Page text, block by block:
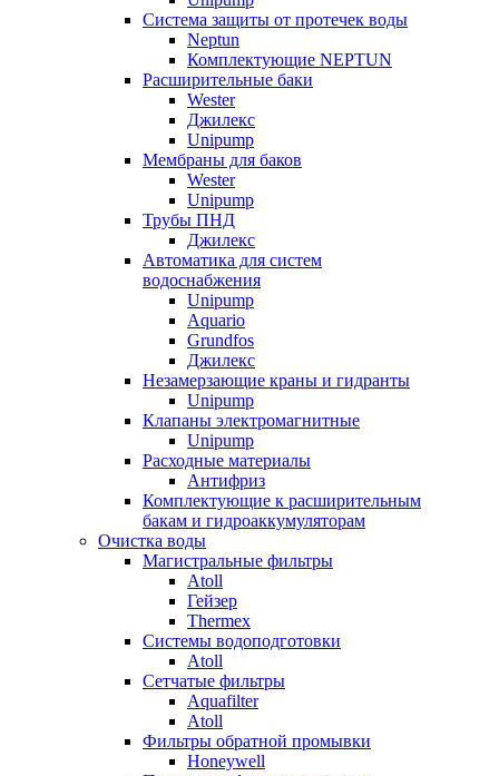
Система защиты от протечек воды
Neptun
Комплектующие NEPTUN
Расширительные баки
Wester
Джилекс
Unipump
Мембраны для баков
Wester
Unipump
Трубы ПНД
Джилекс
Автоматика для систем
водоснабжения
Unipump
Aquario
Grundfos
Джилекс
Незамерзающие краны и гидранты
Unipump
Клапаны электромагнитные
Unipump
Расходные материалы
Антифриз
Комплектующие к расширительным
бакам и гидроаккумуляторам
Очистка воды
Магистральные фильтры
Atoll
Гейзер
Thermex
Системы водоподготовки
Atoll
Сетчатые фильтры
Aquafilter
Atoll
Фильтры обратной промывки
Honeywell